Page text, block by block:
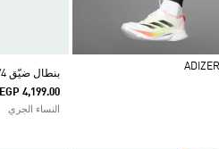
بنطال ضيّق OWN THE RUN 3/4
EGP 4,199.00
النساء الجري